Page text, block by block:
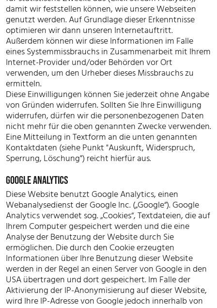
damit wir feststellen können, wie unsere Webseiten
genutzt werden. Auf Grundlage dieser Erkenntnisse
optimieren wir dann unseren Internetauftritt.
Außerdem können wir diese Informationen im Falle
eines Systemmissbrauchs in Zusammenarbeit mit Ihrem
Internet-Provider und/oder Behörden vor Ort
verwenden, um den Urheber dieses Missbrauchs zu
ermitteln.
Diese Einwilligungen können Sie jederzeit ohne Angabe
von Gründen widerrufen. Sollten Sie Ihre Einwilligung
widerrufen, dürfen wir die personenbezogenen Daten
nicht mehr für die oben genannten Zwecke verwenden.
Eine Mitteilung in Textform an die unten genannten
Kontaktdaten (siehe Punkt "Auskunft, Widerspruch,
Sperrung, Löschung") reicht hierfür aus.
GOOGLE ANALYTICS
Diese Website benutzt Google Analytics, einen
Webanalysedienst der Google Inc. („Google“). Google
Analytics verwendet sog. „Cookies“, Textdateien, die auf
Ihrem Computer gespeichert werden und die eine
Analyse der Benutzung der Website durch Sie
ermöglichen. Die durch den Cookie erzeugten
Informationen über Ihre Benutzung dieser Website
werden in der Regel an einen Server von Google in den
USA übertragen und dort gespeichert. Im Falle der
Aktivierung der IP-Anonymisierung auf dieser Website,
wird Ihre IP-Adresse von Google jedoch innerhalb von